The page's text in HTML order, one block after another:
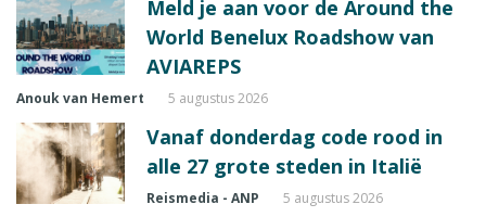
Meld je aan voor de Around the
World Benelux Roadshow van
AVIAREPS
Anouk van Hemert 5 augustus 2026
Vanaf donderdag code rood in
alle 27 grote steden in Italië
Reismedia - ANP 5 augustus 2026